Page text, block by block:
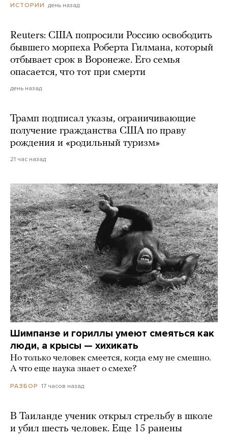
ИСТОРИИ день назад
Reuters: США попросили Россию освободить
бывшего морпеха Роберта Гилмана, который
отбывает срок в Воронеже. Его семья
опасается, что тот при смерти
день назад
Трамп подписал указы, ограничивающие
получение гражданства США по праву
рождения и «родильный туризм»
21 час назад
Шимпанзе и гориллы умеют смеяться как
люди, а крысы — хихикать
Но только человек смеется, когда ему не смешно.
А что еще наука знает о смехе?
РАЗБОР 17 часов назад
В Таиланде ученик открыл стрельбу в школе
и убил шесть человек. Еще 15 ранены